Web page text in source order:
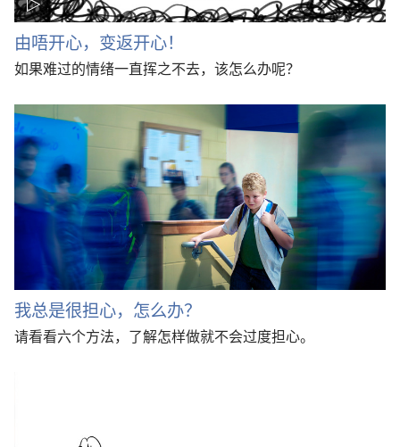
由唔开心，变返开心！
如果难过的情绪一直挥之不去，该怎么办呢？
我总是很担心，怎么办？
请看看六个方法，了解怎样做就不会过度担心。